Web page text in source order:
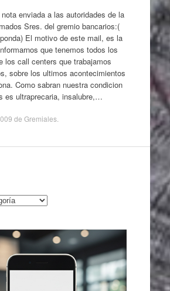
enviada a las autoridades de la
Sres. del gremio bancarios:(
El motivo de este mail, es la
que tenemos todos los
los call centers que trabajamos
sobre los ultimos acontecimientos
Como sabran nuestra condicion
es ultraprecaria, insalubre,…
de Gremiales.